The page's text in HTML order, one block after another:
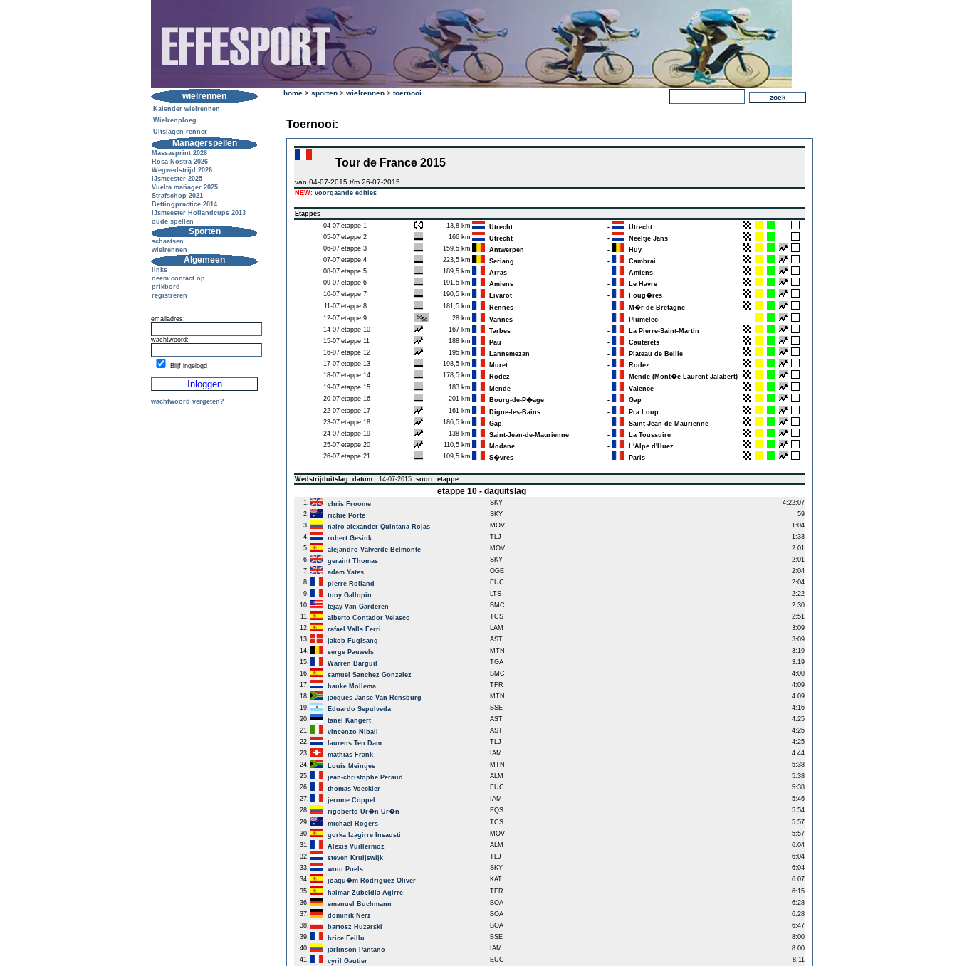
wielrennen
Kalender wielrennen
Wielrenploeg
Uitslagen renner
Managerspellen
Massasprint 2026
Rosa Nostra 2026
Wegwedstrijd 2026
IJsmeester 2025
Vuelta mañager 2025
Strafschop 2021
Bettingpractice 2014
IJsmeester Hollandcups 2013
oude spellen
Sporten
schaatsen
wielrennen
Algemeen
links
neem contact op
prikbord
registreren
emailadres:
wachtwoord:
Blijf ingelogd
wachtwoord vergeten?
home > sporten > wielrennen > toernooi
Toernooi:
Tour de France 2015
van 04-07-2015 t/m 26-07-2015
NEW: voorgaande edities
Etappes
04-07 etappe 1 13,8 km Utrecht -
Utrecht
05-07 etappe 2 166 km Utrecht -
Neeltje Jans
06-07 etappe 3 159,5 km Antwerpen -
Huy
07-07 etappe 4 223,5 km Seriang -
Cambrai
08-07 etappe 5 189,5 km Arras -
Amiens
09-07 etappe 6 191,5 km Amiens -
Le Havre
10-07 etappe 7 190,5 km Livarot -
Foug�res
11-07 etappe 8 181,5 km Rennes -
M�r-de-Bretagne
12-07 etappe 9 28 km Vannes -
Plumelec
14-07 etappe 10 167 km Tarbes -
La Pierre-Saint-Martin
15-07 etappe 11 188 km Pau -
Cauterets
16-07 etappe 12 195 km Lannemezan -
Plateau de Beille
17-07 etappe 13 198,5 km Muret -
Rodez
18-07 etappe 14 178,5 km Rodez -
Mende (Mont�e Laurent Jalabert)
19-07 etappe 15 183 km Mende -
Valence
20-07 etappe 16 201 km Bourg-de-P�age -
Gap
22-07 etappe 17 161 km Digne-les-Bains -
Pra Loup
23-07 etappe 18 186,5 km Gap -
Saint-Jean-de-Maurienne
24-07 etappe 19 138 km Saint-Jean-de-Maurienne -
La Toussuire
25-07 etappe 20 110,5 km Modane -
L'Alpe d'Huez
26-07 etappe 21 109,5 km S�vres - Paris
Wedstrijduitslag datum : 14-07-2015 soort: etappe
etappe 10 - daguitslag
1. chris Froome SKY
4:22:07
2.
richie Porte SKY
59
3.
nairo alexander Quintana Rojas MOV
1:04
4.
robert Gesink TLJ
1:33
5.
alejandro Valverde Belmonte MOV
2:01
6.
geraint Thomas SKY
2:01
7.
adam Yates OGE
2:04
8.
pierre Rolland EUC
2:04
9.
tony Gallopin LTS
2:22
10.
tejay Van Garderen BMC
2:30
11.
alberto Contador Velasco TCS
2:51
12.
rafael Valls Ferri LAM
3:09
13.
jakob Fuglsang AST
3:09
14.
serge Pauwels MTN
3:19
15.
Warren Barguil TGA
3:19
16.
samuel Sanchez Gonzalez BMC
4:00
17.
bauke Mollema TFR
4:09
18.
jacques Janse Van Rensburg MTN
4:09
19.
Eduardo Sepulveda BSE
4:16
20.
tanel Kangert AST
4:25
21.
vincenzo Nibali AST
4:25
22.
laurens Ten Dam TLJ
4:25
23.
mathias Frank IAM
4:44
24.
Louis Meintjes MTN
5:38
25.
jean-christophe Peraud ALM
5:38
26.
thomas Voeckler EUC
5:38
27.
jerome Coppel IAM
5:46
28.
rigoberto Ur�n Ur�n EQS
5:54
29.
michael Rogers TCS
5:57
30.
gorka Izagirre Insausti MOV
5:57
31.
Alexis Vuillermoz ALM
6:04
32.
steven Kruijswijk TLJ
6:04
33.
wout Poels SKY
6:04
34.
joaqu�m Rodriguez Oliver KAT
6:07
35.
haimar Zubeldia Agirre TFR
6:15
36.
emanuel Buchmann BOA
6:28
37.
dominik Nerz BOA
6:28
38.
bartosz Huzarski BOA
6:47
39.
brice Feillu BSE
8:00
40.
jarlinson Pantano IAM
8:00
41.
cyril Gautier EUC
8:11